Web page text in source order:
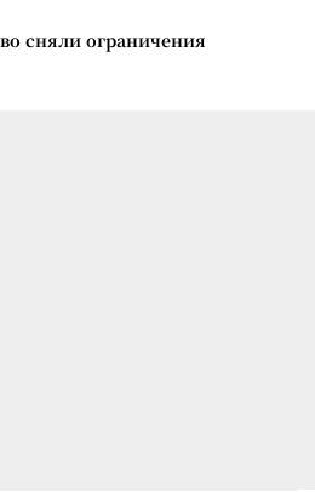
сняли ограничения